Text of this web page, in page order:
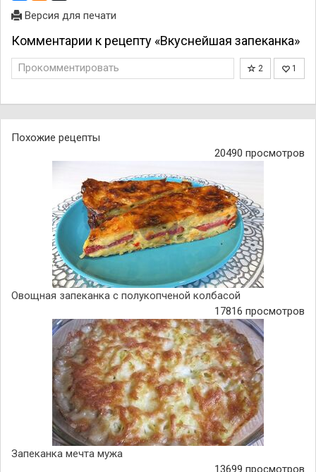
Версия для печати
Комментарии к рецепту «Вкуснейшая запеканка»
2 1
Прокомментировать
Похожие рецепты
20490 просмотров
Овощная запеканка с полукопченой колбасой
17816 просмотров
Запеканка мечта мужа
13699 просмотров